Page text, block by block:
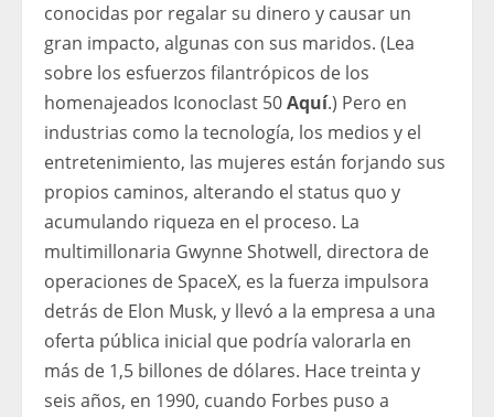
conocidas por regalar su dinero y causar un
gran impacto, algunas con sus maridos. (Lea
sobre los esfuerzos filantrópicos de los
homenajeados Iconoclast 50Aquí.) Pero en
industrias como la tecnología, los medios y el
entretenimiento, las mujeres están forjando sus
propios caminos, alterando el status quo y
acumulando riqueza en el proceso. La
multimillonaria Gwynne Shotwell, directora de
operaciones de SpaceX, es la fuerza impulsora
detrás de Elon Musk, y llevó a la empresa a una
oferta pública inicial que podría valorarla en
más de 1,5 billones de dólares. Hace treinta y
seis años, en 1990, cuando Forbes puso a